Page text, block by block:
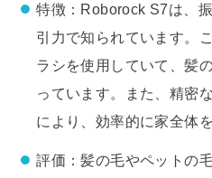
特徴：Roborock S7は、
引力で知られています。
ラシを使用していて、髪
っています。また、精密
により、効率的に家全体
評価：髪の毛やペットの